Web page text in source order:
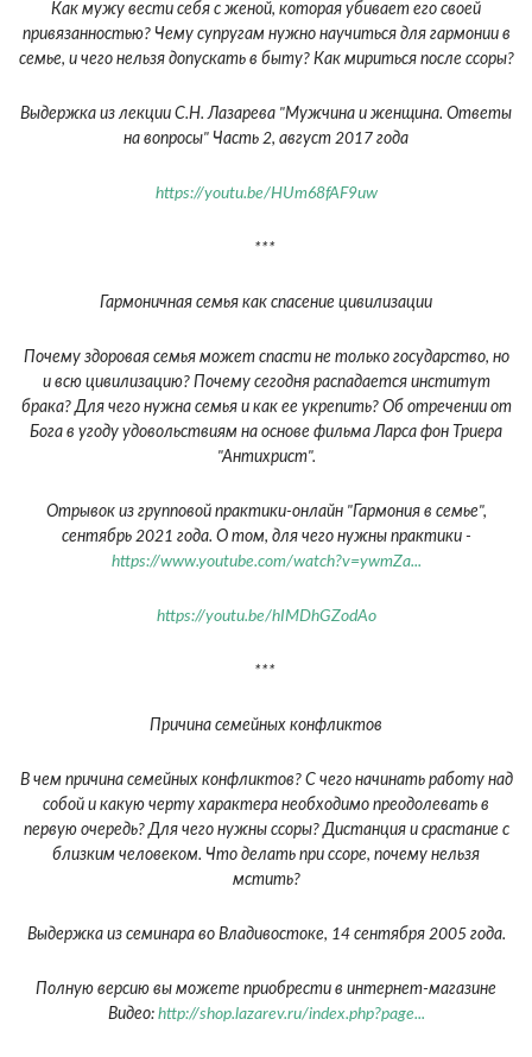
Как мужу вести себя с женой, которая убивает его своей
привязанностью? Чему супругам нужно научиться для гармонии в
семье, и чего нельзя допускать в быту? Как мириться после ссоры?
Выдержка из лекции С.Н. Лазарева "Мужчина и женщина. Ответы
на вопросы" Часть 2, август 2017 года
https://youtu.be/HUm68fAF9uw
***
Гармоничная семья как спасение цивилизации
Почему здоровая семья может спасти не только государство, но
и всю цивилизацию? Почему сегодня распадается институт
брака? Для чего нужна семья и как ее укрепить? Об отречении от
Бога в угоду удовольствиям на основе фильма Ларса фон Триера
"Антихрист".
Отрывок из групповой практики-онлайн "Гармония в семье",
сентябрь 2021 года. О том, для чего нужны практики -
https://www.youtube.com/watch?v=ywmZa...
https://youtu.be/hIMDhGZodAo
***
Причина семейных конфликтов
В чем причина семейных конфликтов? С чего начинать работу над
собой и какую черту характера необходимо преодолевать в
первую очередь? Для чего нужны ссоры? Дистанция и срастание с
близким человеком. Что делать при ссоре, почему нельзя
мстить?
Выдержка из семинара во Владивостоке, 14 сентября 2005 года.
Полную версию вы можете приобрести в интернет-магазине
Видео: http://shop.lazarev.ru/index.php?page...